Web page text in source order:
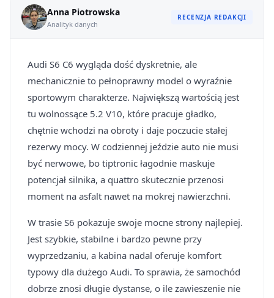
Anna Piotrowska
Analityk danych
RECENZJA REDAKCJI
Audi S6 C6 wygląda dość dyskretnie, ale
mechanicznie to pełnoprawny model o wyraźnie
sportowym charakterze. Największą wartością jest
tu wolnossące 5.2 V10, które pracuje gładko,
chętnie wchodzi na obroty i daje poczucie stałej
rezerwy mocy. W codziennej jeździe auto nie musi
być nerwowe, bo tiptronic łagodnie maskuje
potencjał silnika, a quattro skutecznie przenosi
moment na asfalt nawet na mokrej nawierzchni.
W trasie S6 pokazuje swoje mocne strony najlepiej.
Jest szybkie, stabilne i bardzo pewne przy
wyprzedzaniu, a kabina nadal oferuje komfort
typowy dla dużego Audi. To sprawia, że samochód
dobrze znosi długie dystanse, o ile zawieszenie nie